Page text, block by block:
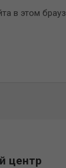
в этом
центр